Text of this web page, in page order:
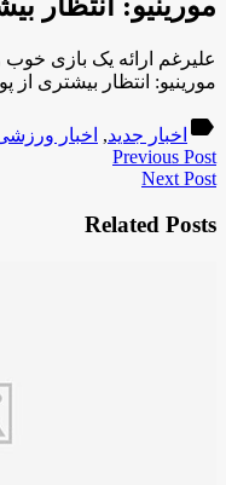
علیرغم ارائه یک بازی خوب
مورینیو: انتظار بیشتری از
label اخبار جدید, اخبار
Previous Post
Next Post
Related Posts